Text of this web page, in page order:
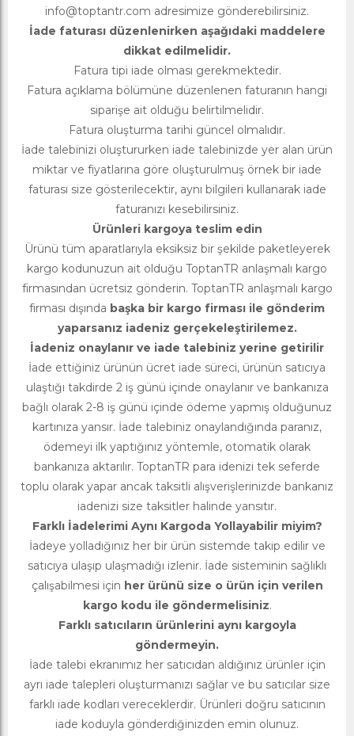
info@toptantr.com adresimize gönderebilirsiniz.
İade faturası düzenlenirken aşağıdaki maddelere
dikkat edilmelidir.
Fatura tipi iade olması gerekmektedir.
Fatura açıklama bölümüne düzenlenen faturanın hangi
siparişe ait olduğu belirtilmelidir.
Fatura oluşturma tarihi güncel olmalıdır.
İade talebinizi oluştururken iade talebinizde yer alan ürün
miktar ve fiyatlarına göre oluşturulmuş örnek bir iade
faturası size gösterilecektir, aynı bilgileri kullanarak iade
faturanızı kesebilirsiniz.
Ürünleri kargoya teslim edin
Ürünü tüm aparatlarıyla eksiksiz bir şekilde paketleyerek
kargo kodunuzun ait olduğu ToptanTR anlaşmalı kargo
firmasından ücretsiz gönderin. ToptanTR anlaşmalı kargo
firması dışında başka bir kargo firması ile gönderim
yaparsanız iadeniz gerçekeleştirilemez.
İadeniz onaylanır ve iade talebiniz yerine getirilir
İade ettiğiniz ürünün ücret iade süreci, ürünün satıcıya
ulaştığı takdirde 2 iş günü içinde onaylanır ve bankanıza
bağlı olarak 2-8 iş günü içinde ödeme yapmış olduğunuz
kartınıza yansır. İade talebiniz onaylandığında paranız,
ödemeyi ilk yaptığınız yöntemle, otomatik olarak
bankanıza aktarılır. ToptanTR para idenizi tek seferde
toplu olarak yapar ancak taksitli alışverişlerinizde bankanız
iadenizi size taksitler halinde yansıtır.
Farklı İadelerimi Aynı Kargoda Yollayabilir miyim?
İadeye yolladığınız her bir ürün sistemde takip edilir ve
satıcıya ulaşıp ulaşmadığı izlenir. İade sisteminin sağlıklı
çalışabilmesi için her ürünü size o ürün için verilen
kargo kodu ile göndermelisiniz.
Farklı satıcıların ürünlerini aynı kargoyla
göndermeyin.
İade talebi ekranımız her satıcıdan aldığınız ürünler için
ayrı iade talepleri oluşturmanızı sağlar ve bu satıcılar size
farklı iade kodları vereceklerdir. Ürünleri doğru satıcının
iade koduyla gönderdiğinizden emin olunuz.